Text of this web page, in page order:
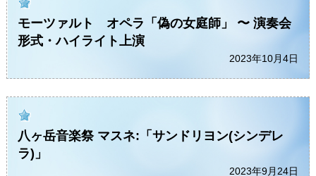
モーツァルト オペラ「偽の女庭師」 〜 演奏会
形式・ハイライト上演
2023年10月4日
八ヶ岳音楽祭 マスネ:「サンドリヨン(シンデレ
ラ)」
2023年9月24日